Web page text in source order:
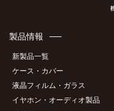
製品情報
新製品一覧
ケース・カバー
液晶フィルム・ガラス
イヤホン・オーディオ製品